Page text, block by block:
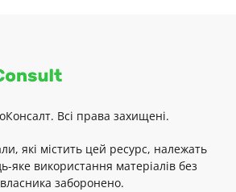
Всі права захищені.
які містить цей ресурс, належать
яке використання матеріалів без
заборонено.